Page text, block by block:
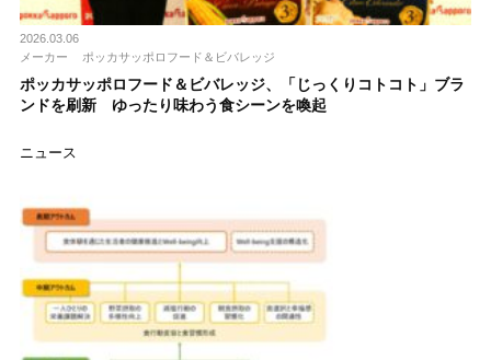
2026.03.06
メーカー
ポッカサッポロフード＆ビバレッジ
ポッカサッポロフード＆ビバレッジ、「じっくりコトコト」ブラ
ンドを刷新 ゆったり味わう食シーンを喚起
ニュース